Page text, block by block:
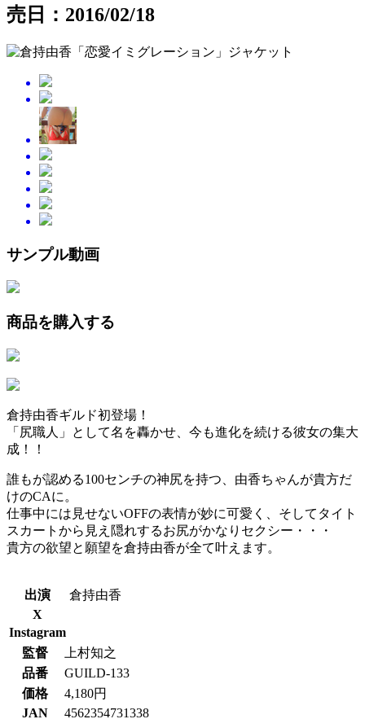
売日：2016/02/18
サンプル動画
商品を購入する
倉持由香ギルド初登場！
「尻職人」として名を轟かせ、今も進化を続ける彼女の集大
成！！
誰もが認める100センチの神尻を持つ、由香ちゃんが貴方だ
けのCAに。
仕事中には見せないOFFの表情が妙に可愛く、そしてタイト
スカートから見え隠れするお尻がかなりセクシー・・・
貴方の欲望と願望を倉持由香が全て叶えます。
出演
倉持由香
X
Instagram
監督
上村知之
品番
GUILD-133
価格
4,180円
JAN
4562354731338